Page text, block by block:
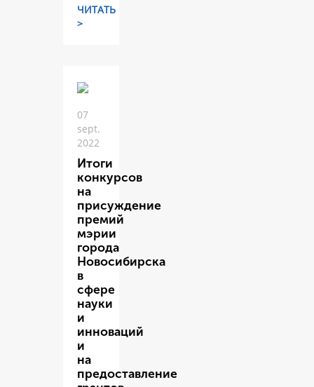
ЧИТАТЬ
>
07
sept.
2022
Итоги
конкурсов
на
присуждение
премий
мэрии
города
Новосибирска
в
сфере
науки
и
инноваций
и
на
предоставление